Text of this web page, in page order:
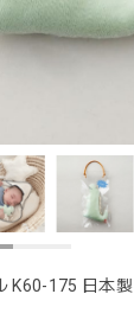
K60-175 日本